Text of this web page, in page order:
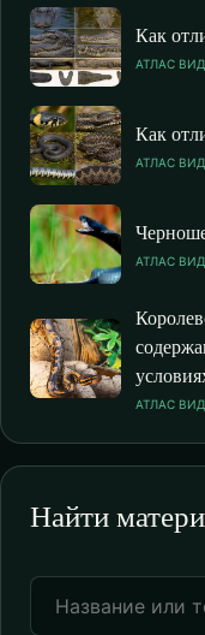
Как
АТЛАС
Как
АТЛАС
АТЛАС
АТЛАС
Найти